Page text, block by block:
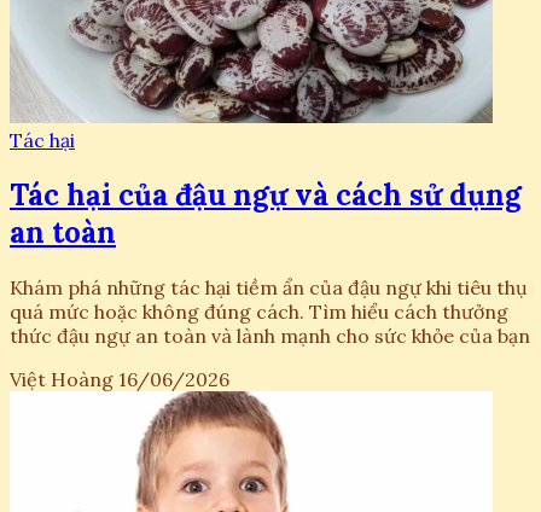
Tác hại
Tác hại của đậu ngự và cách sử dụng
an toàn
Khám phá những tác hại tiềm ẩn của đậu ngự khi tiêu thụ
quá mức hoặc không đúng cách. Tìm hiểu cách thưởng
thức đậu ngự an toàn và lành mạnh cho sức khỏe của bạn
Việt Hoàng 16/06/2026